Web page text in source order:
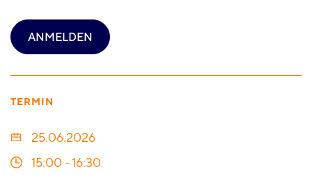
ANMELDEN
TERMIN
25.06.2026
15:00 -16:30